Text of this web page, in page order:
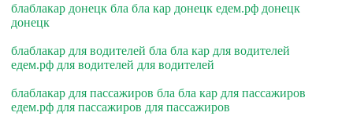
блаблакар донецк бла бла кар донецк едем.рф донецк
донецк
блаблакар для водителей бла бла кар для водителей
едем.рф для водителей для водителей
блаблакар для пассажиров бла бла кар для пассажиров
едем.рф для пассажиров для пассажиров